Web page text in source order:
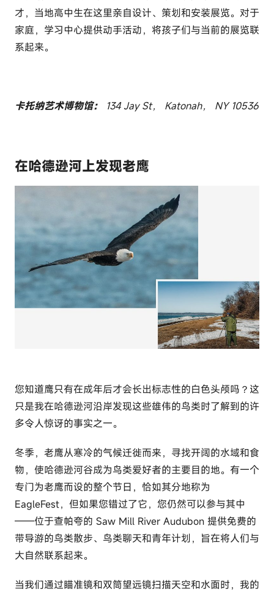
才，当地高中生在这里亲自设计、策划和安装展览。对于
家庭，学习中心提供动手活动，将孩子们与当前的展览联
系起来。
卡托纳艺术博物馆： 134 Jay St， Katonah， NY 10536
在哈德逊河上发现老鹰
您知道鹰只有在成年后才会长出标志性的白色头颅吗？这
只是我在哈德逊河沿岸发现这些雄伟的鸟类时了解到的许
多令人惊讶的事实之一。
冬季，老鹰从寒冷的气候迁徙而来，寻找开阔的水域和食
物，使哈德逊河谷成为鸟类爱好者的主要目的地。有一个
专门为老鹰而设的整个节日，恰如其分地称为
EagleFest，但如果您错过了它，您仍然可以参与其中
——位于查帕夸的 Saw Mill River Audubon 提供免费的
带导游的鸟类散步、鸟类聊天和青年计划，旨在将人们与
大自然联系起来。
当我们通过瞄准镜和双筒望远镜扫描天空和水面时，我的